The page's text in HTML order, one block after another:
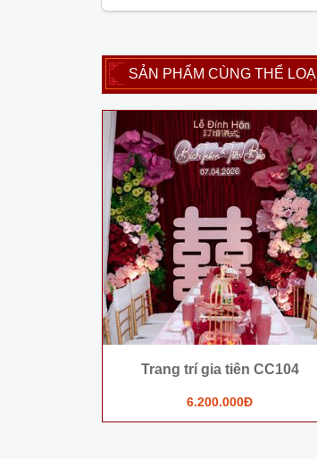
SẢN PHẨM CÙNG THỂ LOẠI
Trang trí gia tiên CC104
6.200.000Đ